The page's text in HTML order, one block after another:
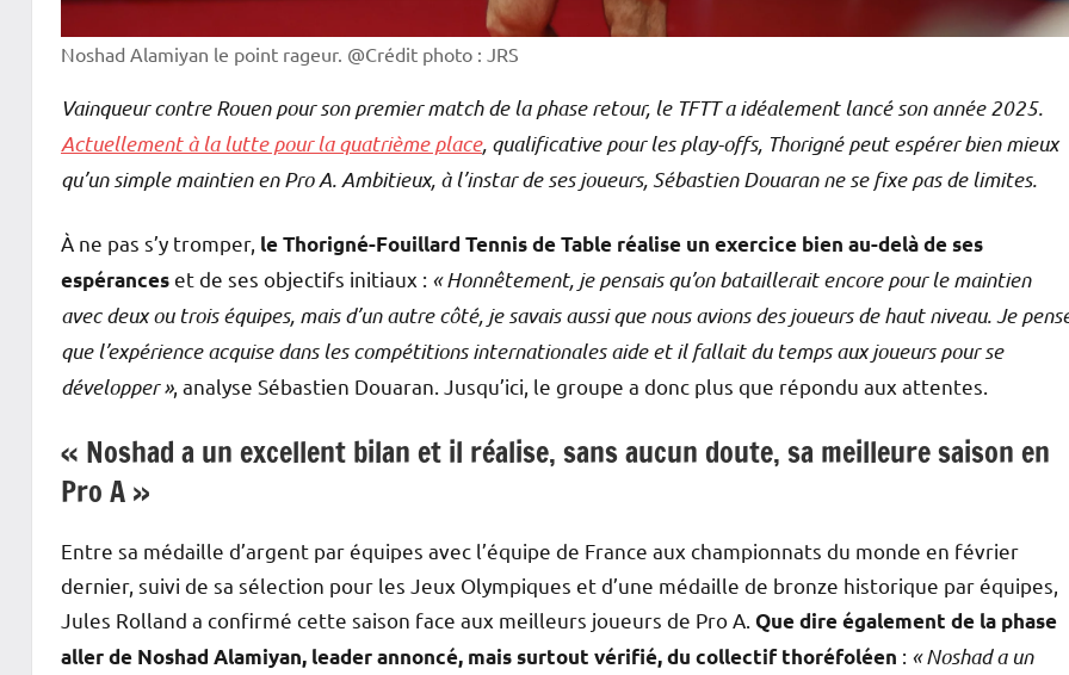
Noshad Alamiyan le point rageur. @Crédit photo : JRS
Vainqueur contre Rouen pour son premier match de la phase retour, le TFTT a idéalement lancé son année 2025.
Actuellement à la lutte pour la quatrième place, qualificative pour les play-offs, Thorigné peut espérer bien mieux
qu’un simple maintien en Pro A. Ambitieux, à l’instar de ses joueurs, Sébastien Douaran ne se fixe pas de limites.
À ne pas s’y tromper, le Thorigné-Fouillard Tennis de Table réalise un exercice bien au-delà de ses
espéranceset de ses objectifs initiaux : « Honnêtement, je pensais qu’on bataillerait encore pour le maintien
avec deux ou trois équipes, mais d’un autre côté, je savais aussi que nous avions des joueurs de haut niveau. Je
que l’expérience acquise dans les compétitions internationales aide et il fallait du temps aux joueurs pour se
développer », analyse Sébastien Douaran. Jusqu’ici, le groupe a donc plus que répondu aux attentes.
« Noshad a un excellent bilan et il réalise, sans aucun doute, sa meilleure saison en
Pro A »
Entre sa médaille d’argent par équipes avec l’équipe de France aux championnats du monde en février
dernier, suivi de sa sélection pour les Jeux Olympiques et d’une médaille de bronze historique par équipes,
Jules Rolland a confirmé cette saison face aux meilleurs joueurs de Pro A. Que dire également de la phase
aller de Noshad Alamiyan, leader annoncé, mais surtout vérifié, du collectif thoréfoléen : « Noshad a un